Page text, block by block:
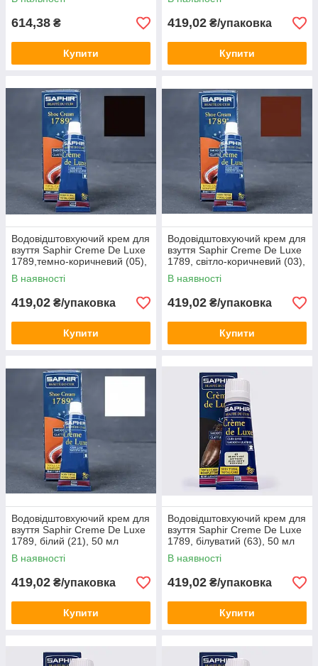
614,38 ₴
Купити
419,02 ₴/упаковка
Купити
Водовідштовхуючий крем для
взуття Saphir Creme De Luxe
1789,темно-коричневий (05),
50 мл
В наявності
419,02 ₴/упаковка
Купити
Водовідштовхуючий крем для
взуття Saphir Creme De Luxe
1789, світло-коричневий (03),
50 мл
В наявності
419,02 ₴/упаковка
Купити
Водовідштовхуючий крем для
взуття Saphir Creme De Luxe
1789, білий (21), 50 мл
В наявності
419,02 ₴/упаковка
Купити
Водовідштовхуючий крем для
взуття Saphir Creme De Luxe
1789, білуватий (63), 50 мл
В наявності
419,02 ₴/упаковка
Купити